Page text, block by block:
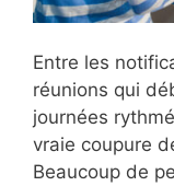
Entre les
réunions qui
journées
vraie coupure
Beaucoup de